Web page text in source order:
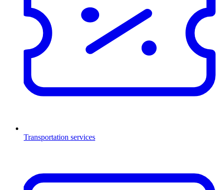
Transportation services